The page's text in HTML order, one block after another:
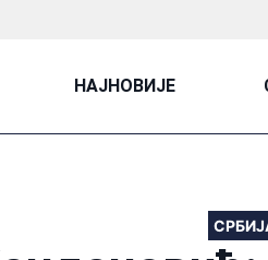
НАЈНОВИЈЕ